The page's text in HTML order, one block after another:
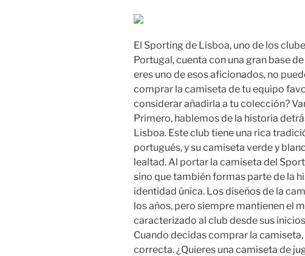
El Sporting de Lisboa, uno de los
Portugal, cuenta con una gran base
eres uno de esos aficionados, no
comprar la camiseta de tu equipo
considerar añadirla a tu colección?
Primero, hablemos de la historia
Lisboa. Este club tiene una rica
portugués, y su camiseta verde y
lealtad. Al portar la camiseta del
sino que también formas parte de la
identidad única. Los diseños de la
los años, pero siempre mantienen el
caracterizado al club desde sus
Cuando decidas comprar la
correcta. ¿Quieres una camiseta de